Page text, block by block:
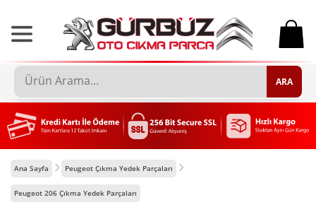
0
ARA
Ana Sayfa Peugeot Çıkma Yedek Parçaları
Peugeot 206 Çıkma Yedek Parçaları